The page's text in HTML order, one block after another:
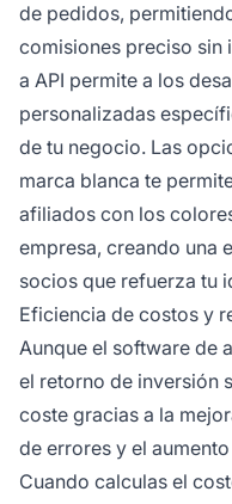
de pedidos,
comisiones preciso sin
a API permite a los
personalizadas
de tu negocio. Las
marca blanca te
afiliados con los
empresa, creando una
socios que refuerza tu
Eficiencia de costos y
Aunque el software de
el retorno de inversión
coste gracias a la
de errores y el
Cuando calculas el